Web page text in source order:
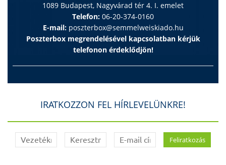
1089 Budapest, Nagyvárad tér 4. I. emelet
Telefon: 06-20-374-0160
E-mail: poszterbox@semmelweiskiado.hu
Poszterbox megrendelésével kapcsolatban kérjük
telefonon érdeklődjön!
IRATKOZZON FEL HÍRLEVELÜNKRE!